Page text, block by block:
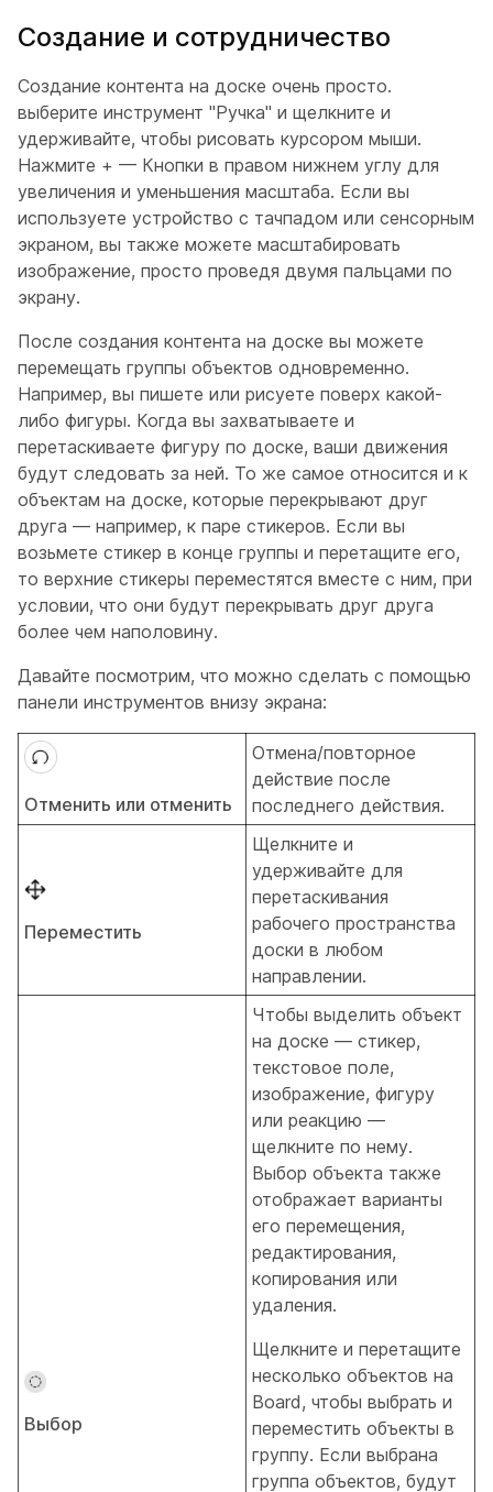
Создание и сотрудничество
Создание контента на доске очень просто.
выберите инструмент "Ручка" и щелкните и
удерживайте, чтобы рисовать курсором мыши.
Нажмите + — Кнопки в правом нижнем углу для
увеличения и уменьшения масштаба. Если вы
используете устройство с тачпадом или сенсорным
экраном, вы также можете масштабировать
изображение, просто проведя двумя пальцами по
экрану.
После создания контента на доске вы можете
перемещать группы объектов одновременно.
Например, вы пишете или рисуете поверх какой-
либо фигуры. Когда вы захватываете и
перетаскиваете фигуру по доске, ваши движения
будут следовать за ней. То же самое относится и к
объектам на доске, которые перекрывают друг
друга — например, к паре стикеров. Если вы
возьмете стикер в конце группы и перетащите его,
то верхние стикеры переместятся вместе с ним, при
условии, что они будут перекрывать друг друга
более чем наполовину.
Давайте посмотрим, что можно сделать с помощью
панели инструментов внизу экрана:
Отменить или отменить
Отмена/повторное
действие после
последнего действия.
Переместить
Щелкните и
удерживайте для
перетаскивания
рабочего пространства
доски в любом
направлении.
Выбор
Чтобы выделить объект
на доске — стикер,
текстовое поле,
изображение, фигуру
или реакцию —
щелкните по нему.
Выбор объекта также
отображает варианты
его перемещения,
редактирования,
копирования или
удаления.
Щелкните и перетащите
несколько объектов на
Board, чтобы выбрать и
переместить объекты в
группу. Если выбрана
группа объектов, будут